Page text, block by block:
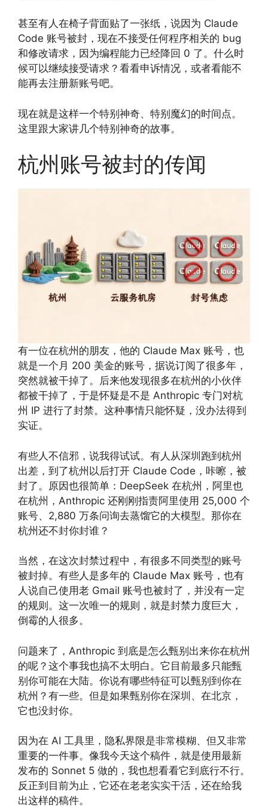
甚至有人在椅子背面贴了一张纸，说因为 Claude
Code 账号被封，现在不接受任何程序相关的 bug
和修改请求，因为编程能力已经降回 0 了。什么时
候可以继续接受请求？看看申诉情况，或者看能不
能再去注册新账号吧。
现在就是这样一个特别神奇、特别魔幻的时间点。
这里跟大家讲几个特别神奇的故事。
杭州账号被封的传闻
有一位在杭州的朋友，他的 Claude Max 账号，也
就是一个月 200 美金的账号，据说订阅了很多年，
突然就被干掉了。后来他发现很多在杭州的小伙伴
都被干掉了，于是怀疑是不是 Anthropic 专门对杭
州 IP 进行了封禁。这种事情只能怀疑，没办法得到
实证。
有些人不信邪，说我得试试。有人从深圳跑到杭州
出差，到了杭州以后打开 Claude Code，咔嚓，被
封了。原因也很简单：DeepSeek 在杭州，阿里也
在杭州，Anthropic 还刚刚指责阿里使用 25,000 个
账号、2,880 万条问询去蒸馏它的大模型。那你在
杭州还不封你封谁？
当然，在这次封禁过程中，有很多不同类型的账号
被封掉。有些人是多年的 Claude Max 账号，也有
人说自己使用老 Gmail 账号也被封了，并没有一定
的规则。这一次唯一的规则，就是封禁力度巨大，
倒霉的人很多。
问题来了，Anthropic 到底是怎么甄别出来你在杭州
的呢？这个事我也搞不太明白。它目前最多只能甄
别你可能在大陆。你说有哪些特征可以甄别到你在
杭州？有一些。但是如果甄别你在深圳、在北京，
它也没封你。
因为在 AI 工具里，隐私界限是非常模糊、但又非常
重要的一件事。像我今天这个稿件，就是使用最新
发布的 Sonnet 5 做的，我也想看看它到底行不行。
反正到目前为止，它还在老老实实干活，还在给我
出这样的稿件。